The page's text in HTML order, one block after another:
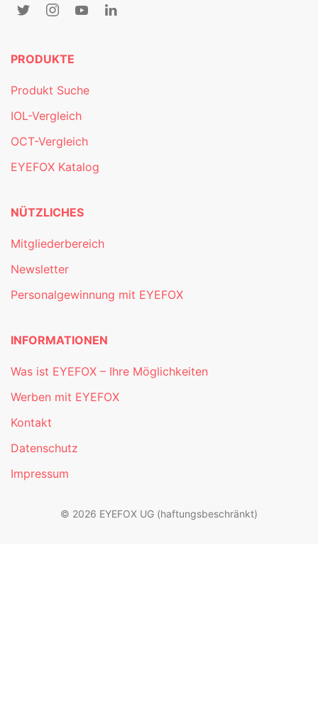
PRODUKTE
Produkt Suche
IOL-Vergleich
OCT-Vergleich
EYEFOX Katalog
NÜTZLICHES
Mitgliederbereich
Newsletter
Personalgewinnung mit EYEFOX
INFORMATIONEN
Was ist EYEFOX – Ihre Möglichkeiten
Werben mit EYEFOX
Kontakt
Datenschutz
Impressum
© 2026 EYEFOX UG (haftungsbeschränkt)